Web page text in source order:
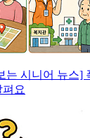
는 시니어 뉴스]
펴요